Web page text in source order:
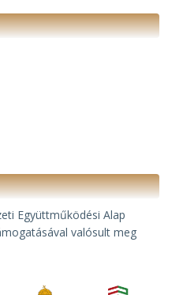
Együttműködési Alap
valósult meg